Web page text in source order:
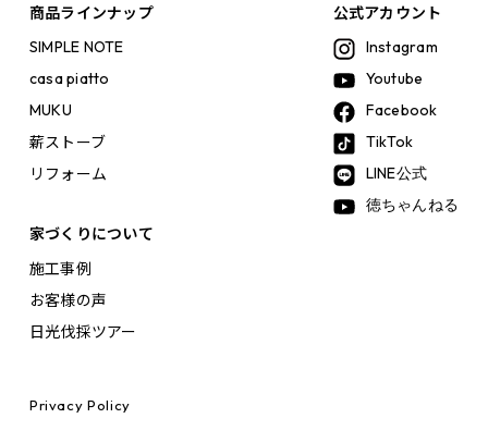
商品ラインナップ
SIMPLE NOTE
casa piatto
MUKU
薪ストーブ
リフォーム
家づくりについて
施工事例
お客様の声
日光伐採ツアー
公式アカウント
Instagram
Youtube
Facebook
TikTok
LINE公式
徳ちゃんねる
Privacy Policy